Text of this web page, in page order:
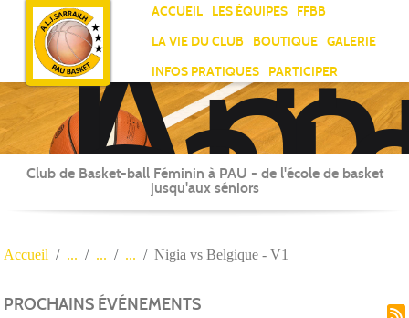
ACCUEIL LES ÉQUIPES
FFBB
LA VIE DU CLUB
BOUTIQUE
GALERIE
INFOS PRATIQUES
PARTICIPER
Club de Basket-ball Féminin à PAU - de l'école de basket
jusqu'aux séniors
Accueil Nigia vs Belgique - V1
PROCHAINS ÉVÉNEMENTS
Panneau de gestion des cookies